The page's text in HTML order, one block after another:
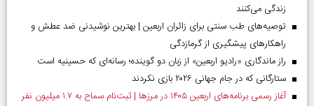
زندگی می‌کنند
توصیه‌های طب سنتی برای زائران اربعین | بهترین نوشیدنی ضد عطش و
راهکارهای پیشگیری از گرمازدگی
راز ماندگاری «رادیو اربعین» از زبان دو گوینده؛ رسانه‌ای که حسینیه است
ستارگانی که در جام جهانی ۲۰۲۶ بازی نکردند
آغاز رسمی برنامه‌های اربعین ۱۴۰۵ در مرز‌ها | ثبت‌نام سماح به ۱.۷ میلیون نفر